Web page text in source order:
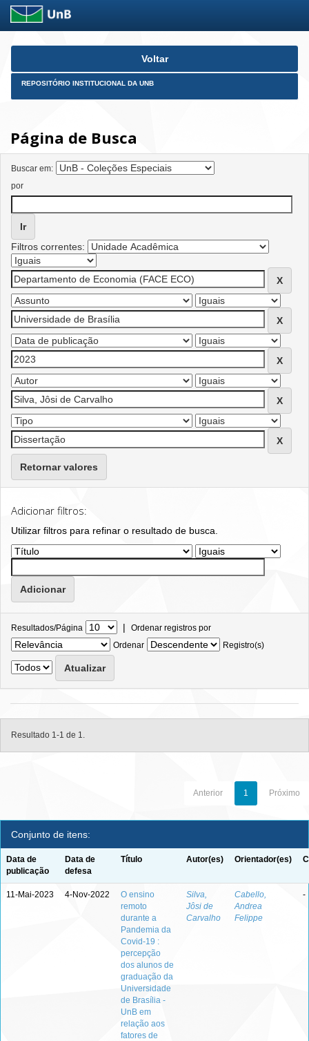
Skip
Voltar
REPOSITÓRIO INSTITUCIONAL DA UNB
Página de Busca
Buscar em:
por
Filtros correntes:
Retornar valores
Adicionar filtros:
Utilizar filtros para refinar o resultado de busca.
Resultados/Página | Ordenar registros por
Ordenar
Registro(s)
Resultado 1-1 de 1.
Anterior 1 Próximo
Conjunto de itens:
Data de
publicação
Data de
defesa
Título Autor(es) Orientador(es)
11-Mai-2023 4-Nov-2022
O ensino
remoto
durante a
Pandemia da
Covid-19 :
percepção
dos alunos de
graduação da
Universidade
de Brasília -
UnB em
relação aos
fatores de
Silva,
Jôsi de
Carvalho
Cabello,
Andrea
Felippe
-